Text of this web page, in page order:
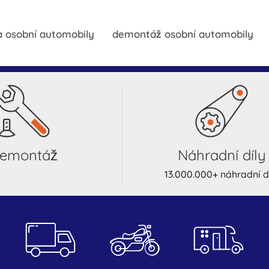
osobní automobily demontáž osobní automobily
demontáž náhradní díly
13.000.000+ náhradní